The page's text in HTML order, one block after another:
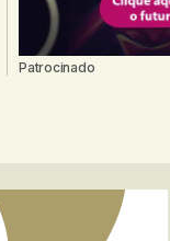
Patrocinado